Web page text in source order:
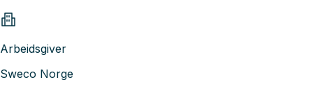
Arbeidsgiver
Sweco Norge